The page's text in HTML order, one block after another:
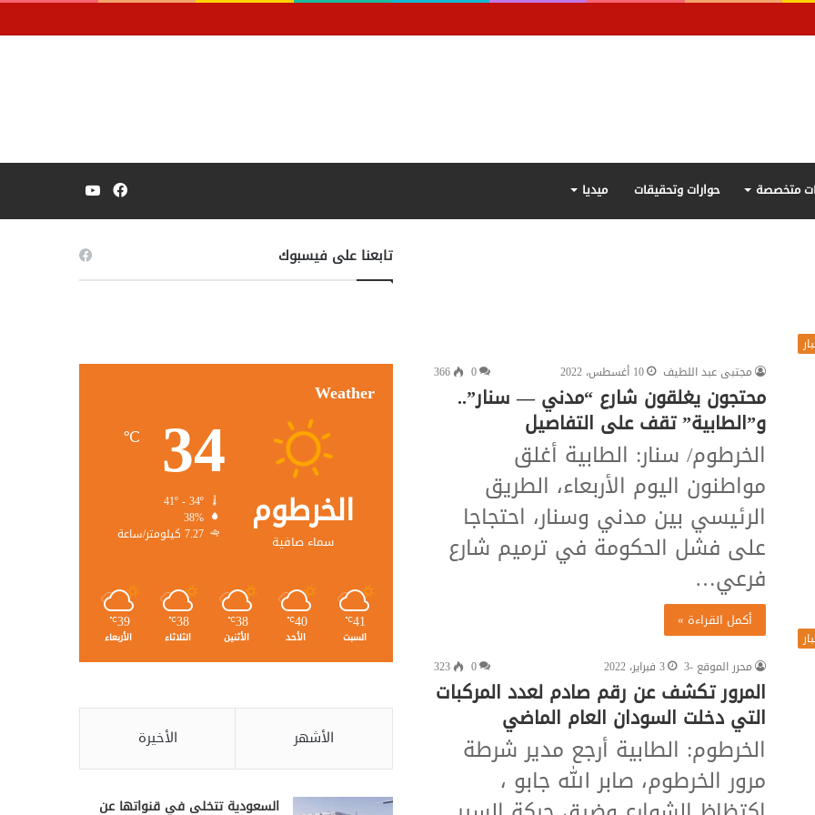
متخصصة حوارات وتحقيقات ميديا فيسبوك
مجتبى عبد اللطيف
10 أغسطس، 2022 0
366
محتجون يغلقون شارع “مدني — سنار”..
و”الطابية” تقف على التفاصيل
الخرطوم/ سنار: الطابية أغلق
مواطنون اليوم الأربعاء، الطريق
الرئيسي بين مدني وسنار، احتجاجا
على فشل الحكومة في ترميم شارع
فرعي…
أكمل القراءة »
محرر الموقع -3
3 فبراير، 2022 0
323
المرور تكشف عن رقم صادم لعدد المركبات
التي دخلت السودان العام الماضي
الخرطوم: الطابية أرجع مدير شرطة
مرور الخرطوم، صابر الله جابو ،
تابعنا على فيسبوك
Weather
الخرطوم
سماء صافية
34
℃
38%
7.27 كيلومتر/ساعة
41
℃
السبت
40
℃
الأحد
38
℃
الأثنين
38
℃
الثلاثاء
39
℃
الأربعاء
الأشهر الأخيرة
السعودية تتخلى في قنواتها عن